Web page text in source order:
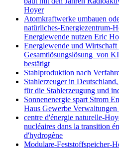
Hoyer
Atomkraftwerke umbauen
natürliches-Energiezentrum-
Energiewende nutzen Eric
Energiewende und
Gesamtlösungslösung von
bestätigt
Stahlproduktion nach
Stahlerzeuger in
für die Stahlerzeugung und
Sonnenenergie spart Strom
Haus Gewerbe
centre d'énergie naturelle-
nucléaires dans la transition
d'hydrogène
Modulare-Feststoffspeicher-